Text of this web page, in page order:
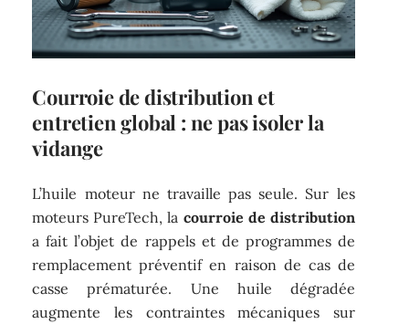
Courroie de distribution et
entretien global : ne pas isoler la
vidange
L’huile moteur ne travaille pas seule. Sur les
moteurs PureTech, la courroie de distribution
a fait l’objet de rappels et de programmes de
remplacement préventif en raison de cas de
casse prématurée. Une huile dégradée
augmente les contraintes mécaniques sur